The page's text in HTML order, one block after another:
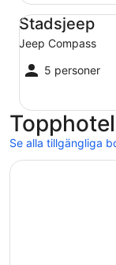
Stadsjeep
Jeep Compass
5 personer
Stadsjeep Jeep
Se alla tillgängliga
Öppnas i ett nytt
Grand Hotel